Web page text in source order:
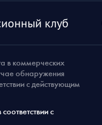
клуб
в коммерческих
обнаружения
с действующим
с